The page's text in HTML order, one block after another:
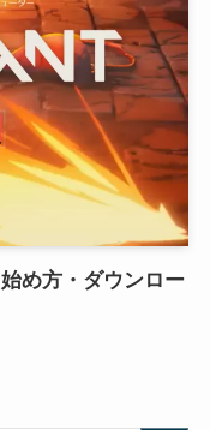
め方・ダウンロー